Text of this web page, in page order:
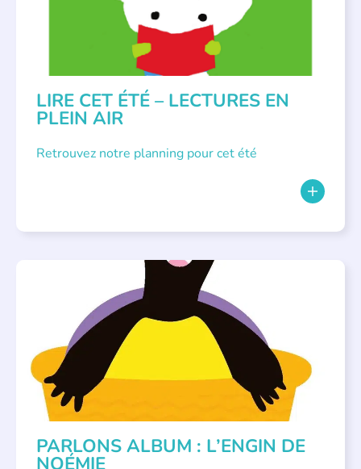
LIRE CET ÉTÉ – LECTURES EN
PLEIN AIR
Retrouvez notre planning pour cet été
PARLONS ALBUM : L’ENGIN DE
NOÉMIE